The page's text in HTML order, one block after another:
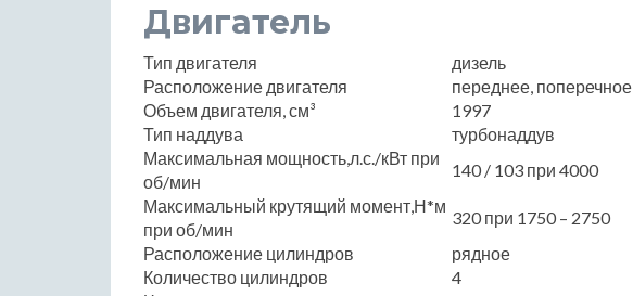
Двигатель
Тип двигателя
дизель
Расположение двигателя
переднее, поперечное
Объем двигателя, см³
1997
Тип наддува
турбонаддув
Максимальная мощность,л.с./кВт при
об/мин
140 / 103 при 4000
Максимальный крутящий момент,Н*м
при об/мин
320 при 1750 – 2750
Расположение цилиндров
рядное
Количество цилиндров
4